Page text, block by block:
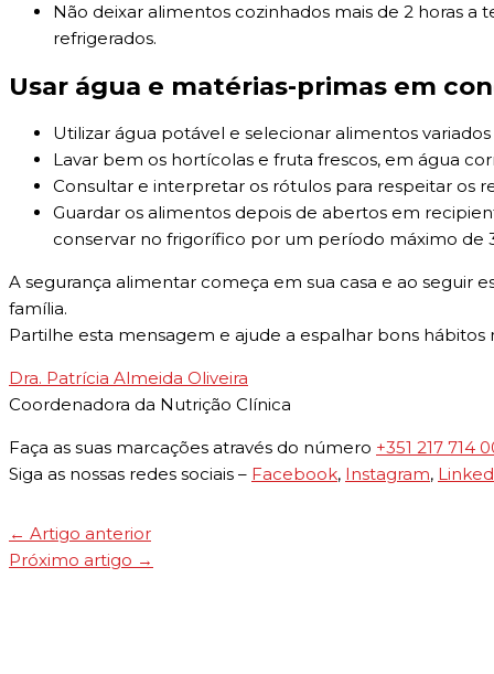
Não deixar alimentos cozinhados mais de 2 horas
refrigerados.
Usar água e matérias-primas em
Utilizar água potável e selecionar alimentos variados
Lavar bem os hortícolas e fruta frescos, em água
Consultar e interpretar os rótulos para respeitar os
Guardar os alimentos depois de abertos em
conservar no frigorífico por um período máximo de
A segurança alimentar começa em sua casa e ao seguir
família.
Partilhe esta mensagem e ajude a espalhar bons hábitos
Dra. Patrícia Almeida Oliveira
Coordenadora da Nutrição Clínica
Faça as suas marcações através do número +351 217 714
Siga as nossas redes sociais – Facebook, Instagram,
← Artigo anterior
Próximo artigo →